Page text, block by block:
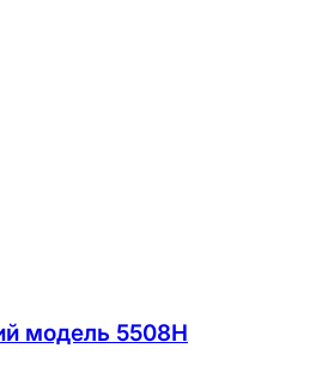
модель 5508Н